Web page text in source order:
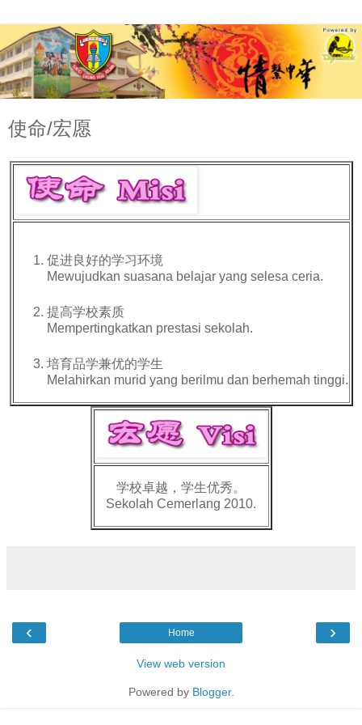
使命/宏愿
促进良好的学习环境
Mewujudkan suasana belajar yang selesa ceria.
提高学校素质
Mempertingkatkan prestasi sekolah.
培育品学兼优的学生
Melahirkan murid yang berilmu dan berhemah tinggi.
学校卓越，学生优秀。
Sekolah Cemerlang 2010.
‹ ›
Home
View web version
Powered by Blogger.